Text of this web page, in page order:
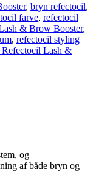
, bryn refectocil,
farve, refectocil
& Brow Booster,
, refectocil styling
Lash &
og
af både bryn og